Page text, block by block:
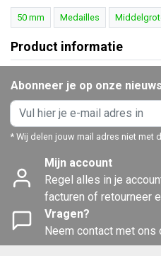
50 mm Medailles
Product informatie
Abonneer je op onze
* Wij delen jouw mail adres niet met
Mijn account
Regel alles in je
facturen of retourneer
Vragen?
Neem contact met ons